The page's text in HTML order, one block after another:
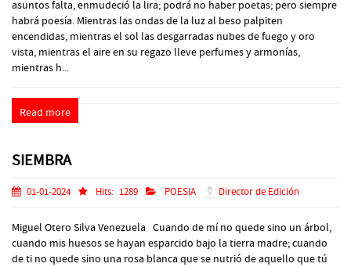
asuntos falta, enmudeció la lira; podrá no haber poetas; pero siempre
habrá poesía. Mientras las ondas de la luz al beso palpiten
encendidas, mientras el sol las desgarradas nubes de fuego y oro
vista, mientras el aire en su regazo lleve perfumes y armonías,
mientras h...
Read more
SIEMBRA
01-01-2024 Hits: 1289 POESIA Director de Edición
Miguel Otero Silva Venezuela Cuando de mí no quede sino un árbol,
cuando mis huesos se hayan esparcido bajo la tierra madre; cuando
de ti no quede sino una rosa blanca que se nutrió de aquello que tú